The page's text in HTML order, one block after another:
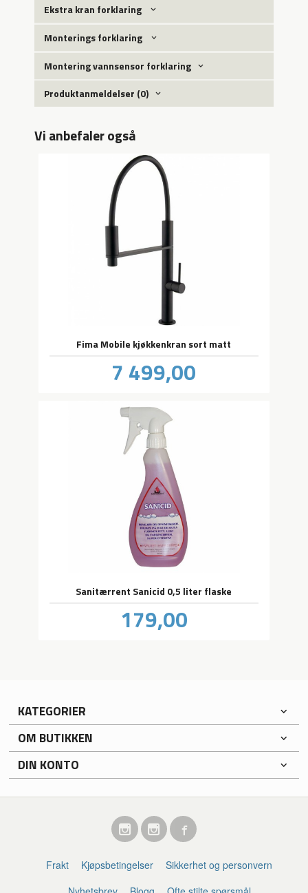
Ekstra kran forklaring
Monterings forklaring
Montering vannsensor forklaring
Produktanmeldelser (0)
Vi anbefaler også
Fima Mobile kjøkkenkran sort matt
Pris
7 499,00
Sanitærrent Sanicid 0,5 liter flaske
Pris
179,00mva.
KATEGORIER
OM BUTIKKEN
DIN KONTO
Frakt Kjøpsbetingelser
Sikkerhet og personvern